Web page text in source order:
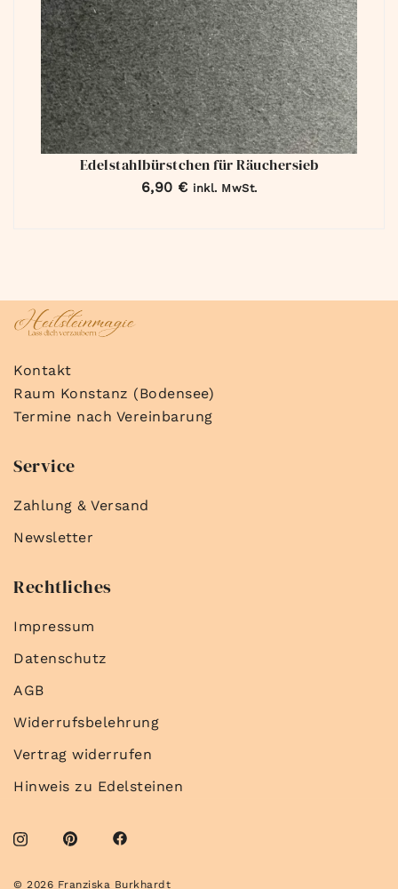
Edelstahlbürstchen für Räuchersieb
6,90 € inkl. MwSt.
Kontakt
Raum Konstanz (Bodensee)
Termine nach Vereinbarung
Service
Zahlung & Versand
Newsletter
Rechtliches
Impressum
Datenschutz
AGB
Widerrufsbelehrung
Vertrag widerrufen
Hinweis zu Edelsteinen
© 2026 Franziska Burkhardt